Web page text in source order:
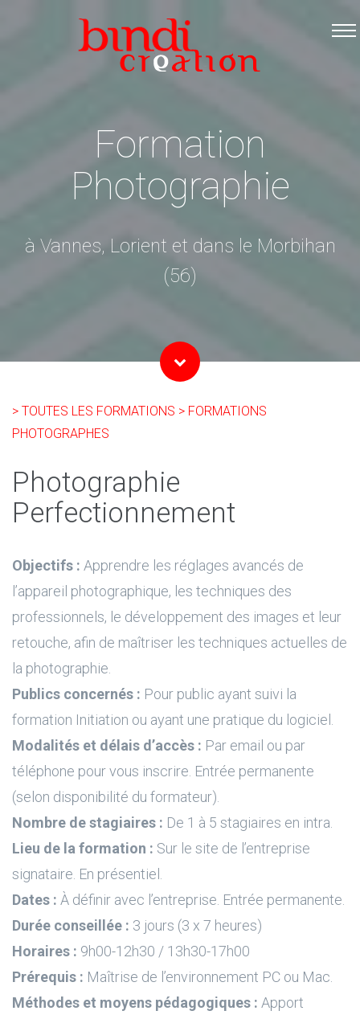
Accueil
Les formations
Logiciels Libres
Infos pratiques
Contact
Formation
Photographie
à Vannes, Lorient et dans le Morbihan
(56)
> TOUTES LES FORMATIONS > FORMATIONS
PHOTOGRAPHES
Photographie
Perfectionnement
Objectifs : Apprendre les réglages avancés de
l’appareil photographique, les techniques des
professionnels, le développement des images et leur
retouche, afin de maîtriser les techniques actuelles de
la photographie.
Publics concernés : Pour public ayant suivi la
formation Initiation ou ayant une pratique du logiciel.
Modalités et délais d’accès : Par email ou par
téléphone pour vous inscrire. Entrée permanente
(selon disponibilité du formateur).
Nombre de stagiaires : De 1 à 5 stagiaires en intra.
Lieu de la formation : Sur le site de l’entreprise
signataire. En présentiel.
Dates : À définir avec l’entreprise. Entrée permanente.
Durée conseillée : 3 jours (3 x 7 heures)
Horaires : 9h00-12h30 / 13h30-17h00
Prérequis : Maîtrise de l’environnement PC ou Mac.
Méthodes et moyens pédagogiques : Apport